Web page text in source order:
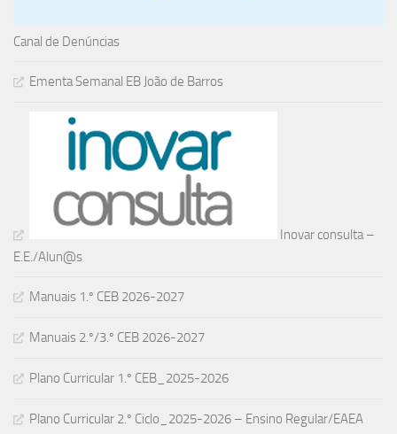
Canal de Denúncias
Ementa Semanal EB João de Barros
Inovar consulta –
E.E./Alun@s
Manuais 1.º CEB 2026-2027
Manuais 2.º/3.º CEB 2026-2027
Plano Curricular 1.º CEB_2025-2026
Plano Curricular 2.º Ciclo_2025-2026 – Ensino Regular/EAEA